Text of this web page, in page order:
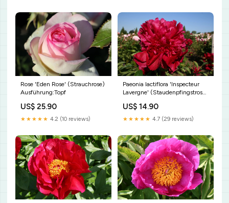
Rose 'Eden Rose' (Strauchrose)
Ausführung:Topf
US$ 25.90
★★★★★ 4.2 (10 reviews)
Paeonia lactiflora 'Inspecteur
Lavergne' (Staudenpfingstrose)
US$ 14.90
★★★★★ 4.7 (29 reviews)